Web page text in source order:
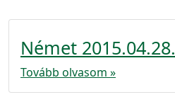
Német 2015.04.28.
Tovább olvasom »